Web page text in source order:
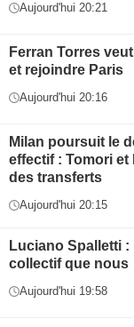
Aujourd'hui 20:21
Ferran Torres
et rejoindre Paris
Aujourd'hui 20:16
Milan poursuit le
effectif : Tomori
des transferts
Aujourd'hui 20:15
Luciano Spalletti
collectif que nous
Aujourd'hui 19:58